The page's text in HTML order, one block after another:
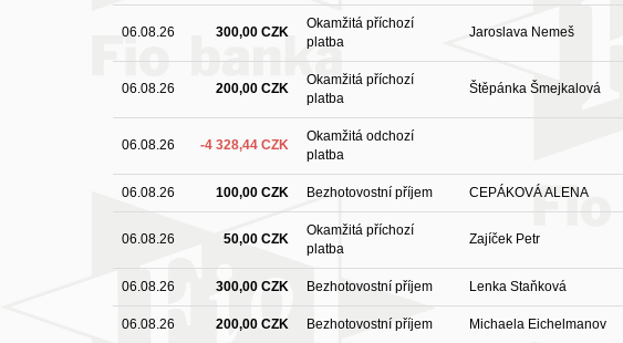
06.08.26 300,00 CZK
Okamžitá příchozí
platba
Jaroslava Nemeš
06.08.26 200,00 CZK
Okamžitá příchozí
platba
Štěpánka Šmejkalová
06.08.26 -4 328,44 CZK
Okamžitá odchozí
platba
06.08.26 100,00 CZK Bezhotovostní příjem CEPÁKOVÁ ALENA
06.08.26 50,00 CZK
Okamžitá příchozí
platba
Zajíček Petr
06.08.26 300,00 CZK Bezhotovostní příjem Lenka Staňková
06.08.26 200,00 CZK Bezhotovostní příjem Michaela Eichelmanov